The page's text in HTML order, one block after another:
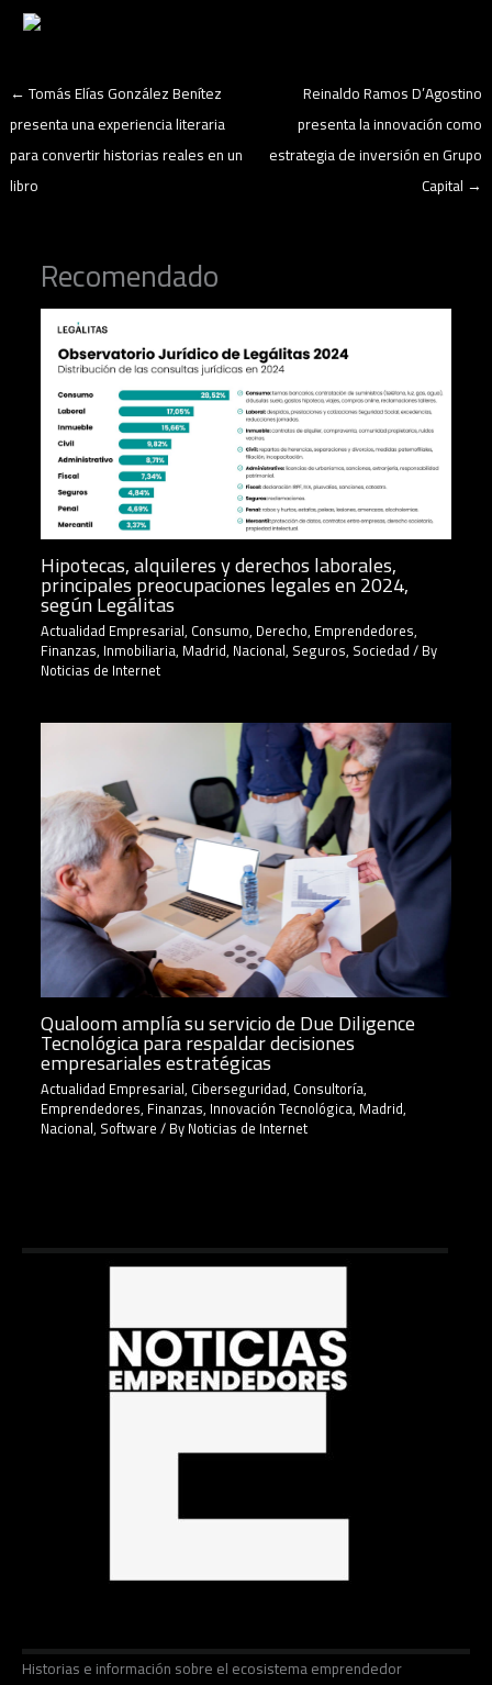
←Tomás Elías González Benítez
presenta una experiencia literaria
para convertir historias reales en un
libro
Reinaldo Ramos D’Agostino
presenta la innovación como
estrategia de inversión en Grupo
Capital →
Recomendado
Hipotecas, alquileres y derechos laborales,
principales preocupaciones legales en 2024,
según Legálitas
Actualidad Empresarial, Consumo, Derecho, Emprendedores,
Finanzas, Inmobiliaria, Madrid, Nacional, Seguros, Sociedad/ By
Noticias de Internet
Qualoom amplía su servicio de Due Diligence
Tecnológica para respaldar decisiones
empresariales estratégicas
Actualidad Empresarial, Ciberseguridad, Consultoría,
Emprendedores, Finanzas, Innovación Tecnológica, Madrid,
Nacional, Software/ ByNoticias de Internet
Historias e información sobre el ecosistema emprendedor